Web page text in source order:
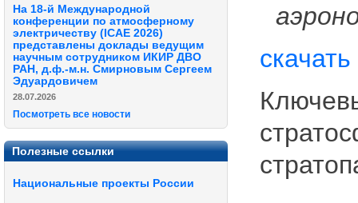
На 18-й Международной
конференции по атмосферному
электричеству (ICAE 2026)
представлены доклады ведущим
научным сотрудником ИКИР ДВО
РАН, д.ф.-м.н. Смирновым Сергеем
Эдуардовичем
28.07.2026
Посмотреть все новости
Полезные ссылки
Национальные проекты России
скачать